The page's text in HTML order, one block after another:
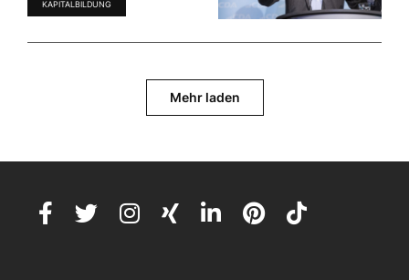
KAPITALBILDUNG
Mehr laden